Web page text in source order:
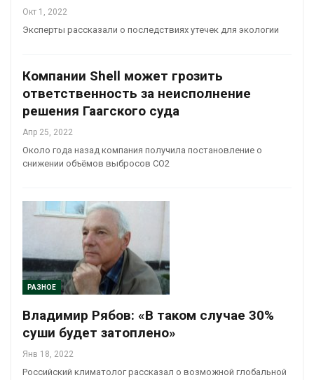
Окт 1, 2022
Эксперты рассказали о последствиях утечек для экологии
Компании Shell может грозить
ответственность за неисполнение
решения Гаагского суда
Апр 25, 2022
Около года назад компания получила постановление о
снижении объёмов выбросов СО2
РАЗНОЕ
Владимир Рябов: «В таком случае 30%
суши будет затоплено»
Янв 18, 2022
Российский климатолог рассказал о возможной глобальной